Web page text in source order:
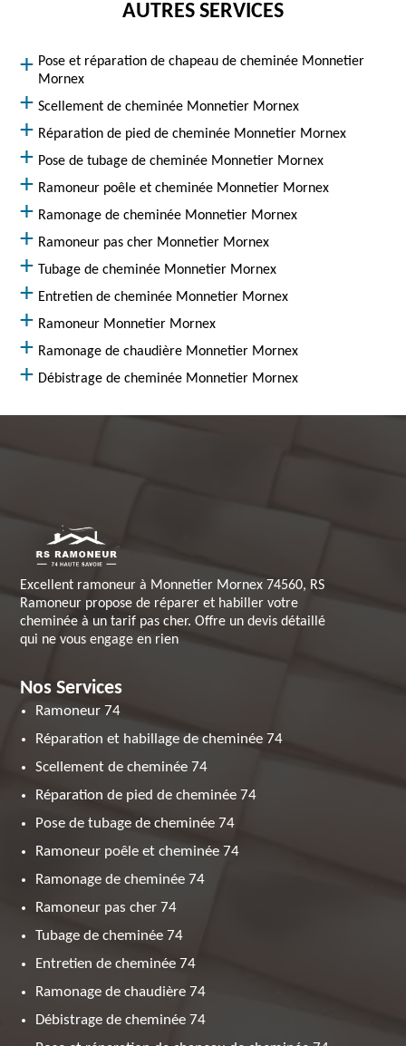
AUTRES SERVICES
Pose et réparation de chapeau de cheminée Monnetier
Mornex
Scellement de cheminée Monnetier Mornex
Réparation de pied de cheminée Monnetier Mornex
Pose de tubage de cheminée Monnetier Mornex
Ramoneur poêle et cheminée Monnetier Mornex
Ramonage de cheminée Monnetier Mornex
Ramoneur pas cher Monnetier Mornex
Tubage de cheminée Monnetier Mornex
Entretien de cheminée Monnetier Mornex
Ramoneur Monnetier Mornex
Ramonage de chaudière Monnetier Mornex
Débistrage de cheminée Monnetier Mornex
Excellent ramoneur à Monnetier Mornex 74560, RS
Ramoneur propose de réparer et habiller votre
cheminée à un tarif pas cher. Offre un devis détaillé
qui ne vous engage en rien
Nos Services
Ramoneur 74
Réparation et habillage de cheminée 74
Scellement de cheminée 74
Réparation de pied de cheminée 74
Pose de tubage de cheminée 74
Ramoneur poêle et cheminée 74
Ramonage de cheminée 74
Ramoneur pas cher 74
Tubage de cheminée 74
Entretien de cheminée 74
Ramonage de chaudière 74
Débistrage de cheminée 74